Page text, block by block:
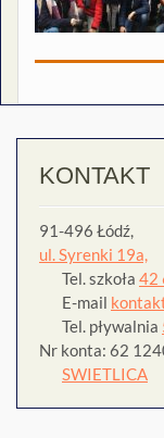
KONTAKT
91-496 Łódź,
ul. Syrenki 19a,
Tel. szkoła 42
E-mail
Tel. pływalnia
Nr konta: 62
SWIETLICA